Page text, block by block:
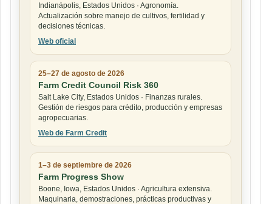
Indianápolis, Estados Unidos · Agronomía.
Actualización sobre manejo de cultivos, fertilidad y
decisiones técnicas.
Web oficial
25–27 de agosto de 2026
Farm Credit Council Risk 360
Salt Lake City, Estados Unidos · Finanzas rurales.
Gestión de riesgos para crédito, producción y empresas
agropecuarias.
Web de Farm Credit
1–3 de septiembre de 2026
Farm Progress Show
Boone, Iowa, Estados Unidos · Agricultura extensiva.
Maquinaria, demostraciones, prácticas productivas y